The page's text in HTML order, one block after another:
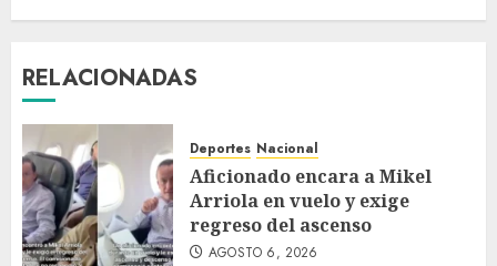
RELACIONADAS
Deportes Nacional
Aficionado encara a Mikel
Arriola en vuelo y exige
regreso del ascenso
AGOSTO 6, 2026